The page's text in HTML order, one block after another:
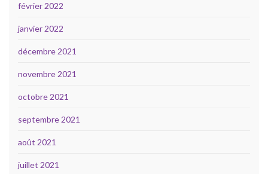
février 2022
janvier 2022
décembre 2021
novembre 2021
octobre 2021
septembre 2021
août 2021
juillet 2021